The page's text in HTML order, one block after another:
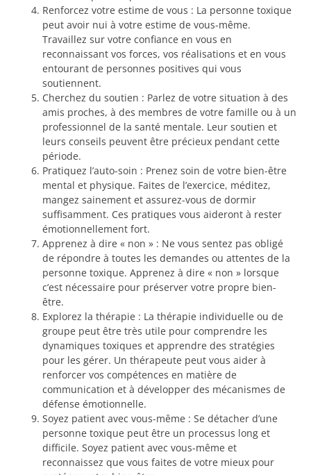
Renforcez votre estime de vous : La personne toxique
peut avoir nui à votre estime de vous-même.
Travaillez sur votre confiance en vous en
reconnaissant vos forces, vos réalisations et en vous
entourant de personnes positives qui vous
soutiennent.
Cherchez du soutien : Parlez de votre situation à des
amis proches, à des membres de votre famille ou à un
professionnel de la santé mentale. Leur soutien et
leurs conseils peuvent être précieux pendant cette
période.
Pratiquez l’auto-soin : Prenez soin de votre bien-être
mental et physique. Faites de l’exercice, méditez,
mangez sainement et assurez-vous de dormir
suffisamment. Ces pratiques vous aideront à rester
émotionnellement fort.
Apprenez à dire « non » : Ne vous sentez pas obligé
de répondre à toutes les demandes ou attentes de la
personne toxique. Apprenez à dire « non » lorsque
c’est nécessaire pour préserver votre propre bien-
être.
Explorez la thérapie : La thérapie individuelle ou de
groupe peut être très utile pour comprendre les
dynamiques toxiques et apprendre des stratégies
pour les gérer. Un thérapeute peut vous aider à
renforcer vos compétences en matière de
communication et à développer des mécanismes de
défense émotionnelle.
Soyez patient avec vous-même : Se détacher d’une
personne toxique peut être un processus long et
difficile. Soyez patient avec vous-même et
reconnaissez que vous faites de votre mieux pour